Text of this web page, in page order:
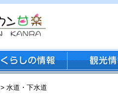
> 水道・下水道